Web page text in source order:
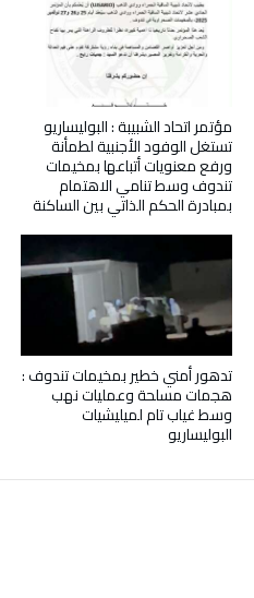
مؤتمر اتحاد الشبيبة : البوليساريو
تستغل الوفود الأجنبية لطمأنة
ورفع معنويات أتباعها بمخيمات
تندوف وسط تنامي الاهتمام
بمبادرة الحكم الذاتي بين الساكنة
تدهور أمني خطير بمخيمات تندوف :
هجمات مسلحة وعمليات نهب
وسط غياب تام لميليشيات
البوليساريو